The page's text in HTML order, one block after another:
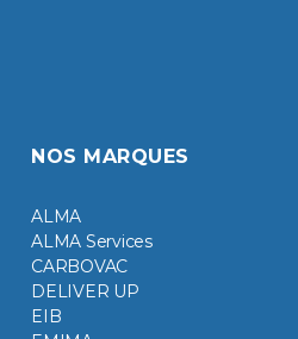
NOS MARQUES
ALMA
ALMA Services
CARBOVAC
DELIVER UP
EIB